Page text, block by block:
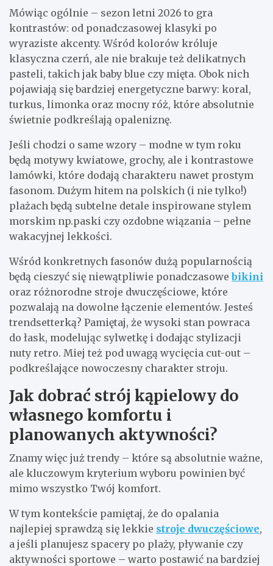
Mówiąc ogólnie – sezon letni 2026 to gra
kontrastów: od ponadczasowej klasyki po
wyraziste akcenty. Wśród kolorów króluje
klasyczna czerń, ale nie brakuje też delikatnych
pasteli, takich jak baby blue czy mięta. Obok nich
pojawiają się bardziej energetyczne barwy: koral,
turkus, limonka oraz mocny róż, które absolutnie
świetnie podkreślają opaleniznę.
Jeśli chodzi o same wzory – modne w tym roku
będą motywy kwiatowe, grochy, ale i kontrastowe
lamówki, które dodają charakteru nawet prostym
fasonom. Dużym hitem na polskich (i nie tylko!)
plażach będą subtelne detale inspirowane stylem
morskim np.paski czy ozdobne wiązania – pełne
wakacyjnej lekkości.
Wśród konkretnych fasonów dużą popularnością
będą cieszyć się niewątpliwie ponadczasowebikini
oraz różnorodne stroje dwuczęściowe, które
pozwalają na dowolne łączenie elementów. Jesteś
trendsetterką? Pamiętaj, że wysoki stan powraca
do łask, modelując sylwetkę i dodając stylizacji
nuty retro. Miej też pod uwagą wycięcia cut-out –
podkreślające nowoczesny charakter stroju.
Jak dobrać strój kąpielowy do
własnego komfortu i
planowanych aktywności?
Znamy więc już trendy – które są absolutnie ważne,
ale kluczowym kryterium wyboru powinien być
mimo wszystko Twój komfort.
W tym kontekście pamiętaj, że do opalania
najlepiej sprawdzą się lekkie stroje dwuczęściowe,
a jeśli planujesz spacery po plaży, pływanie czy
aktywności sportowe – warto postawić na bardziej